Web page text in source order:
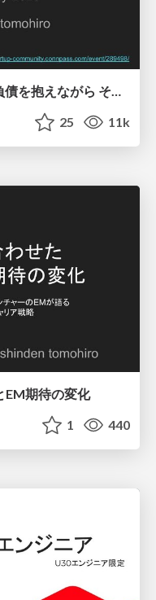
25 11k
EM期待の変化
1 440